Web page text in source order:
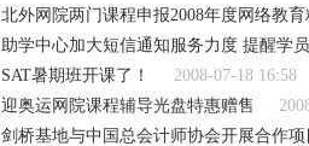
北外网院两门课程申报2008年度网络教
助学中心加大短信通知服务力度 提醒学
SAT暑期班开课了！
2008-07-18 16:58
迎奥运网院课程辅导光盘特惠赠售
剑桥基地与中国总会计师协会开展合作项